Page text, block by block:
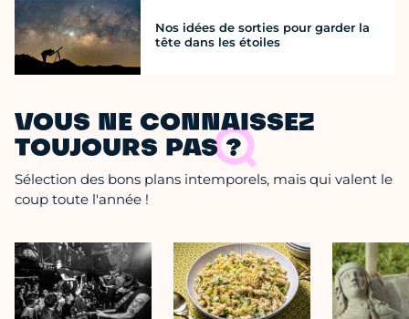
Nos idées de sorties pour garder la
tête dans les étoiles
VOUS NE CONNAISSEZ
TOUJOURS PAS ?
Sélection des bons plans intemporels, mais qui valent le
coup toute l'année !